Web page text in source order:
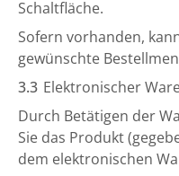
Schaltfläche.
Sofern vorhanden,
gewünschte
3.3 Elektronischer
Durch Betätigen der
Sie das Produkt
dem elektronischen